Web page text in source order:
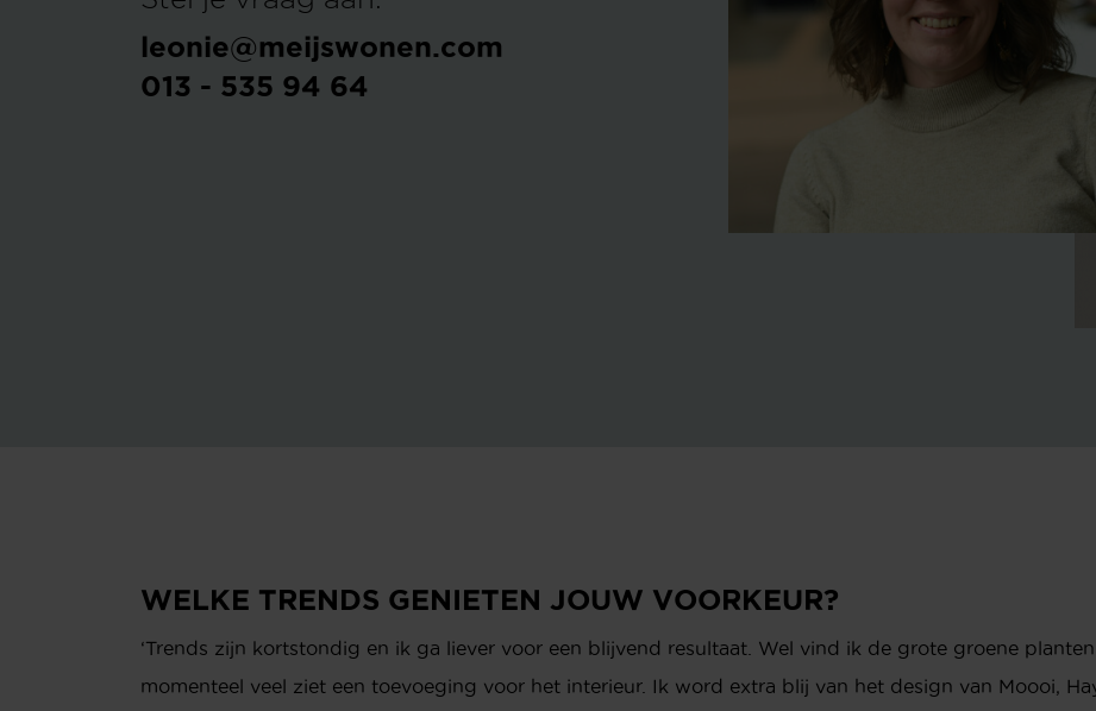
leonie@meijswonen.com
013 - 535 94 64
WELKE TRENDS GENIETEN JOUW VOORKEUR?
‘Trends zijn kortstondig en ik ga liever voor een blijvend resultaat. Wel vind ik de grote groene
momenteel veel ziet een toevoeging voor het interieur. Ik word extra blij van het design van Moooi,